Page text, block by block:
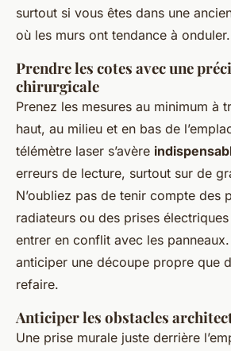
surtout si vous êtes dans une
où les murs ont tendance à onduler.
Prendre les cotes avec une
chirurgicale
Prenez les mesures au minimum à
haut, au milieu et en bas de
télémètre laser s’avère
erreurs de lecture, surtout sur de
N’oubliez pas de tenir compte des
radiateurs ou des prises
entrer en conflit avec les
anticiper une découpe propre que
refaire.
Anticiper les obstacles
Une prise murale juste derrière